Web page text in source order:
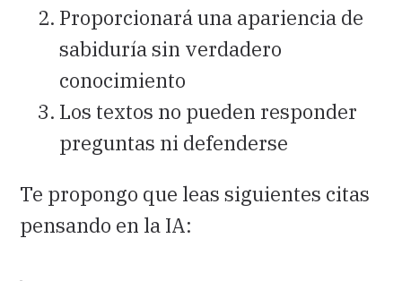
Proporcionará una apariencia de
sabiduría sin verdadero
conocimiento
Los textos no pueden responder
preguntas ni defenderse
Te propongo que leas siguientes citas
pensando en la IA: